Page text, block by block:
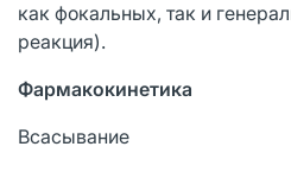
как фокальных, так и
реакция).
Фармакокинетика
Всасывание